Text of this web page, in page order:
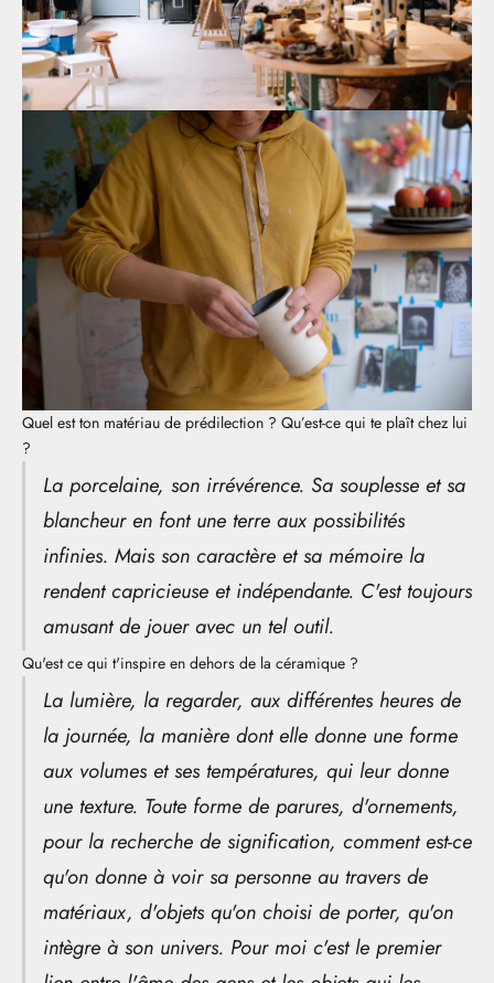
Quel est ton matériau de prédilection ? Qu’est-ce qui te plaît chez lui
?
La porcelaine, son irrévérence. Sa souplesse et sa
blancheur en font une terre aux possibilités
infinies. Mais son caractère et sa mémoire la
rendent capricieuse et indépendante. C'est toujours
amusant de jouer avec un tel outil.
Qu'est ce qui t'inspire en dehors de la céramique ?
La lumière, la regarder, aux différentes heures de
la journée, la manière dont elle donne une forme
aux volumes et ses températures, qui leur donne
une texture. Toute forme de parures, d'ornements,
pour la recherche de signification, comment est-ce
qu'on donne à voir sa personne au travers de
matériaux, d'objets qu'on choisi de porter, qu'on
intègre à son univers. Pour moi c'est le premier